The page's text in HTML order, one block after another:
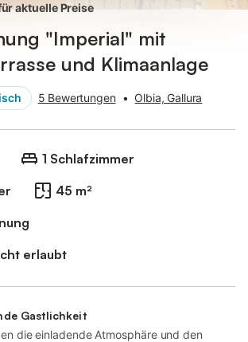
aktuelle Preise
"Imperial" mit
und Klimaanlage
5 Bewertungen • Olbia, Gallura
1 Schlafzimmer
45 m²
erlaubt
Gastlichkeit
die einladende Atmosphäre und den